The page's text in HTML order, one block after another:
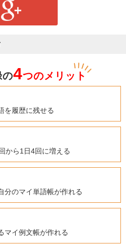
の4つのメリット
を履歴に残せる
から1日4回に増える
分のマイ単語帳が作れる
マイ例文帳が作れる